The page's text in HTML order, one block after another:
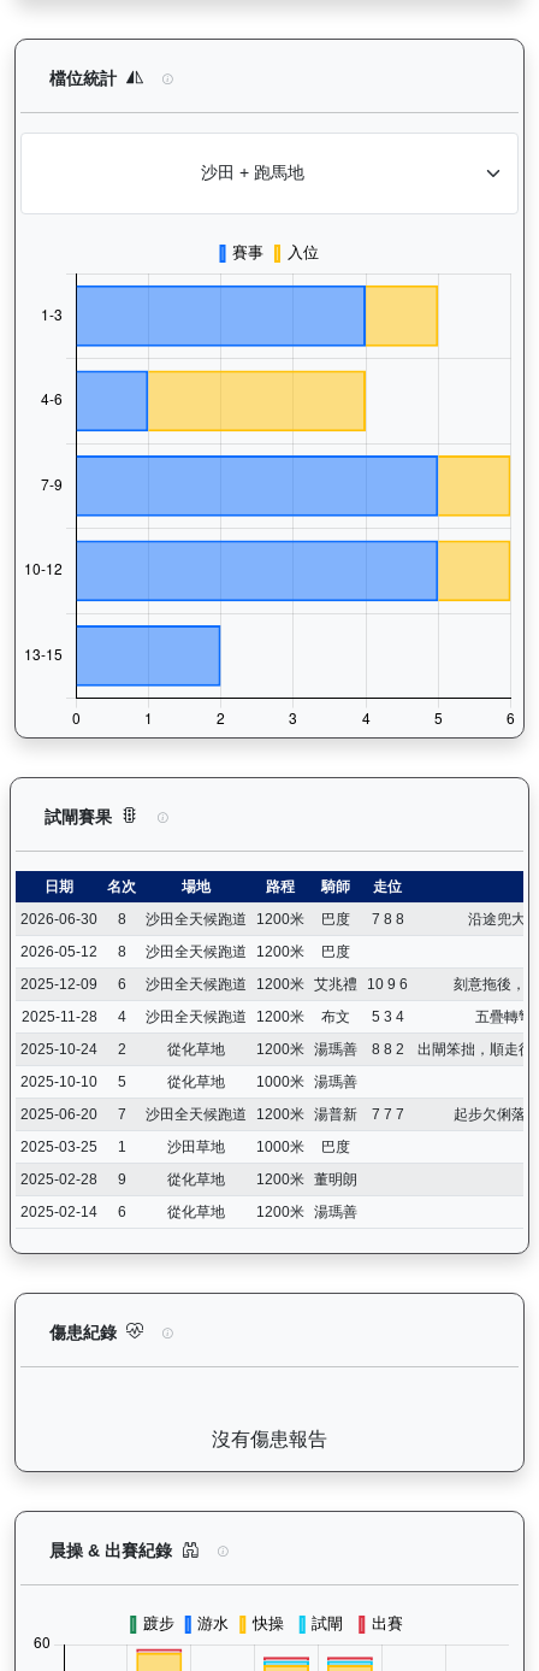
檔位統計 大回報（K192）— 檔位統計分析：查看馬匹在
試閘賽果 大回報（K192）— 試閘賽果紀錄：查看馬匹所
日期 名次 場地 路程 騎師 走位
2026-06-30
8 沙田全天候跑道 1200米 巴度 7 8 8
沿途兜大
2026-05-12
8 沙田全天候跑道 1200米
巴度
2025-12-09
6 沙田全天候跑道 1200米 艾兆禮 10 9 6
刻意拖後，
2025-11-28
4 沙田全天候跑道 1200米 布文 5 3 4
五疊轉彎
2025-10-24
2 從化草地 1200米 湯瑪善 8 8 2
出閘笨拙，順走後
2025-10-10
5 從化草地 1000米 湯瑪善
2025-06-20
7 沙田全天候跑道 1200米 湯普新 7 7 7
起步欠俐落
2025-03-25
1 沙田草地 1000米
巴度
2025-02-28
9 從化草地 1200米 董明朗
2025-02-14
6 從化草地 1200米 湯瑪善
傷患紀錄 大回報（K192）— 傷患紀錄：查看馬匹完整的
沒有傷患報告
晨操 & 出賽紀錄 大回報（K192）— 晨操及出賽紀錄圖表